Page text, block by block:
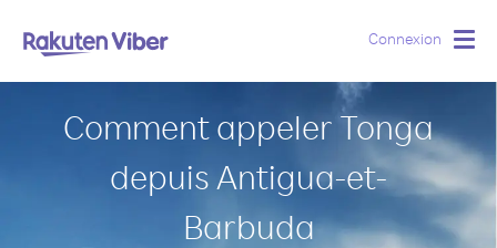
Connexion
Comment appeler Tonga
depuis Antigua-et-
Barbuda